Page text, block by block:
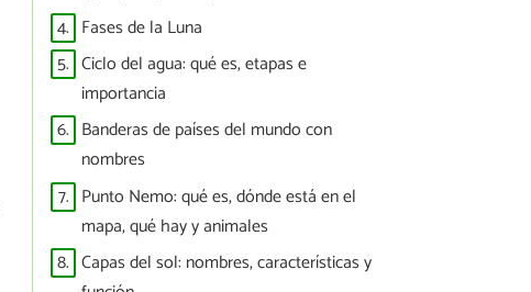
4. Fases de la Luna
5. Ciclo del agua: qué es, etapas e
importancia
6. Banderas de países del mundo con
nombres
7. Punto Nemo: qué es, dónde está en el
mapa, qué hay y animales
8. Capas del sol: nombres, características y